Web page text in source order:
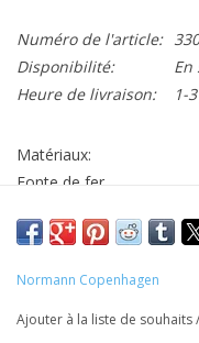
Numéro de l'article:
Disponibilité:
En
Heure de livraison:
1-
Matériaux:
Fonte de fer
H: 4,3 x ø: 13 cm
Placez votre produit
Normann Copenhagen
Ajouter à la liste de souhaits/